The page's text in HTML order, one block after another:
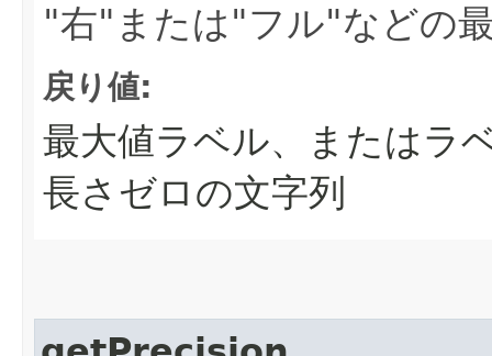
"右"または"フル"などの
戻り値:
最大値ラベル、またはラ
長さゼロの文字列